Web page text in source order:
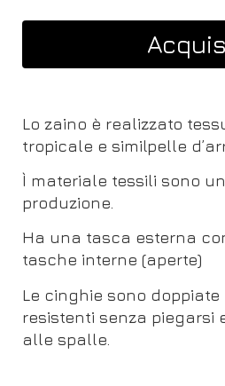
Lo zaino è realizzato
tropicale e similpelle
Ì materiale tessili sono
produzione.
Ha una tasca esterna
tasche interne (aperte)
Le cinghie sono
resistenti senza piegarsi
alle spalle.